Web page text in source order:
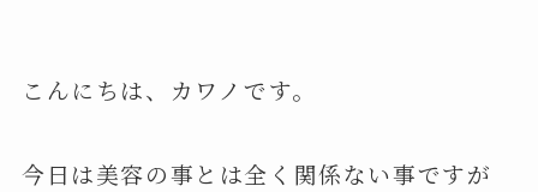
こんにちは、カワノです。
今日は美容の事とは全く関係ない事ですが